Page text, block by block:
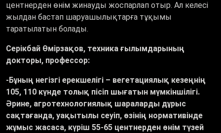
центнерден өнім жинауды жоспарлап отыр. Ал келесі
жылдан бастап шаруашылықтарға тұқымы
таратылатын болады.
Серікбай Өмірзақов, техника ғылымдарының
докторы, профессор:
-Бұның негізгі ерекшелігі – вегетациялық кезеңнің
105, 110 күнде толық пісіп шығатын мүмкіншілігі.
Әрине, агротехнологиялық шараларды дұрыс
сақтағанда, уақытылы сеуіп, өзінің нормативінде
жұмыс жасаса, күріш 55-65 центнерден өнім түзей